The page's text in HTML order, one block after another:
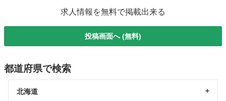
求人情報を無料で掲載出来る
投稿画面へ (無料)
都道府県で検索
北海道